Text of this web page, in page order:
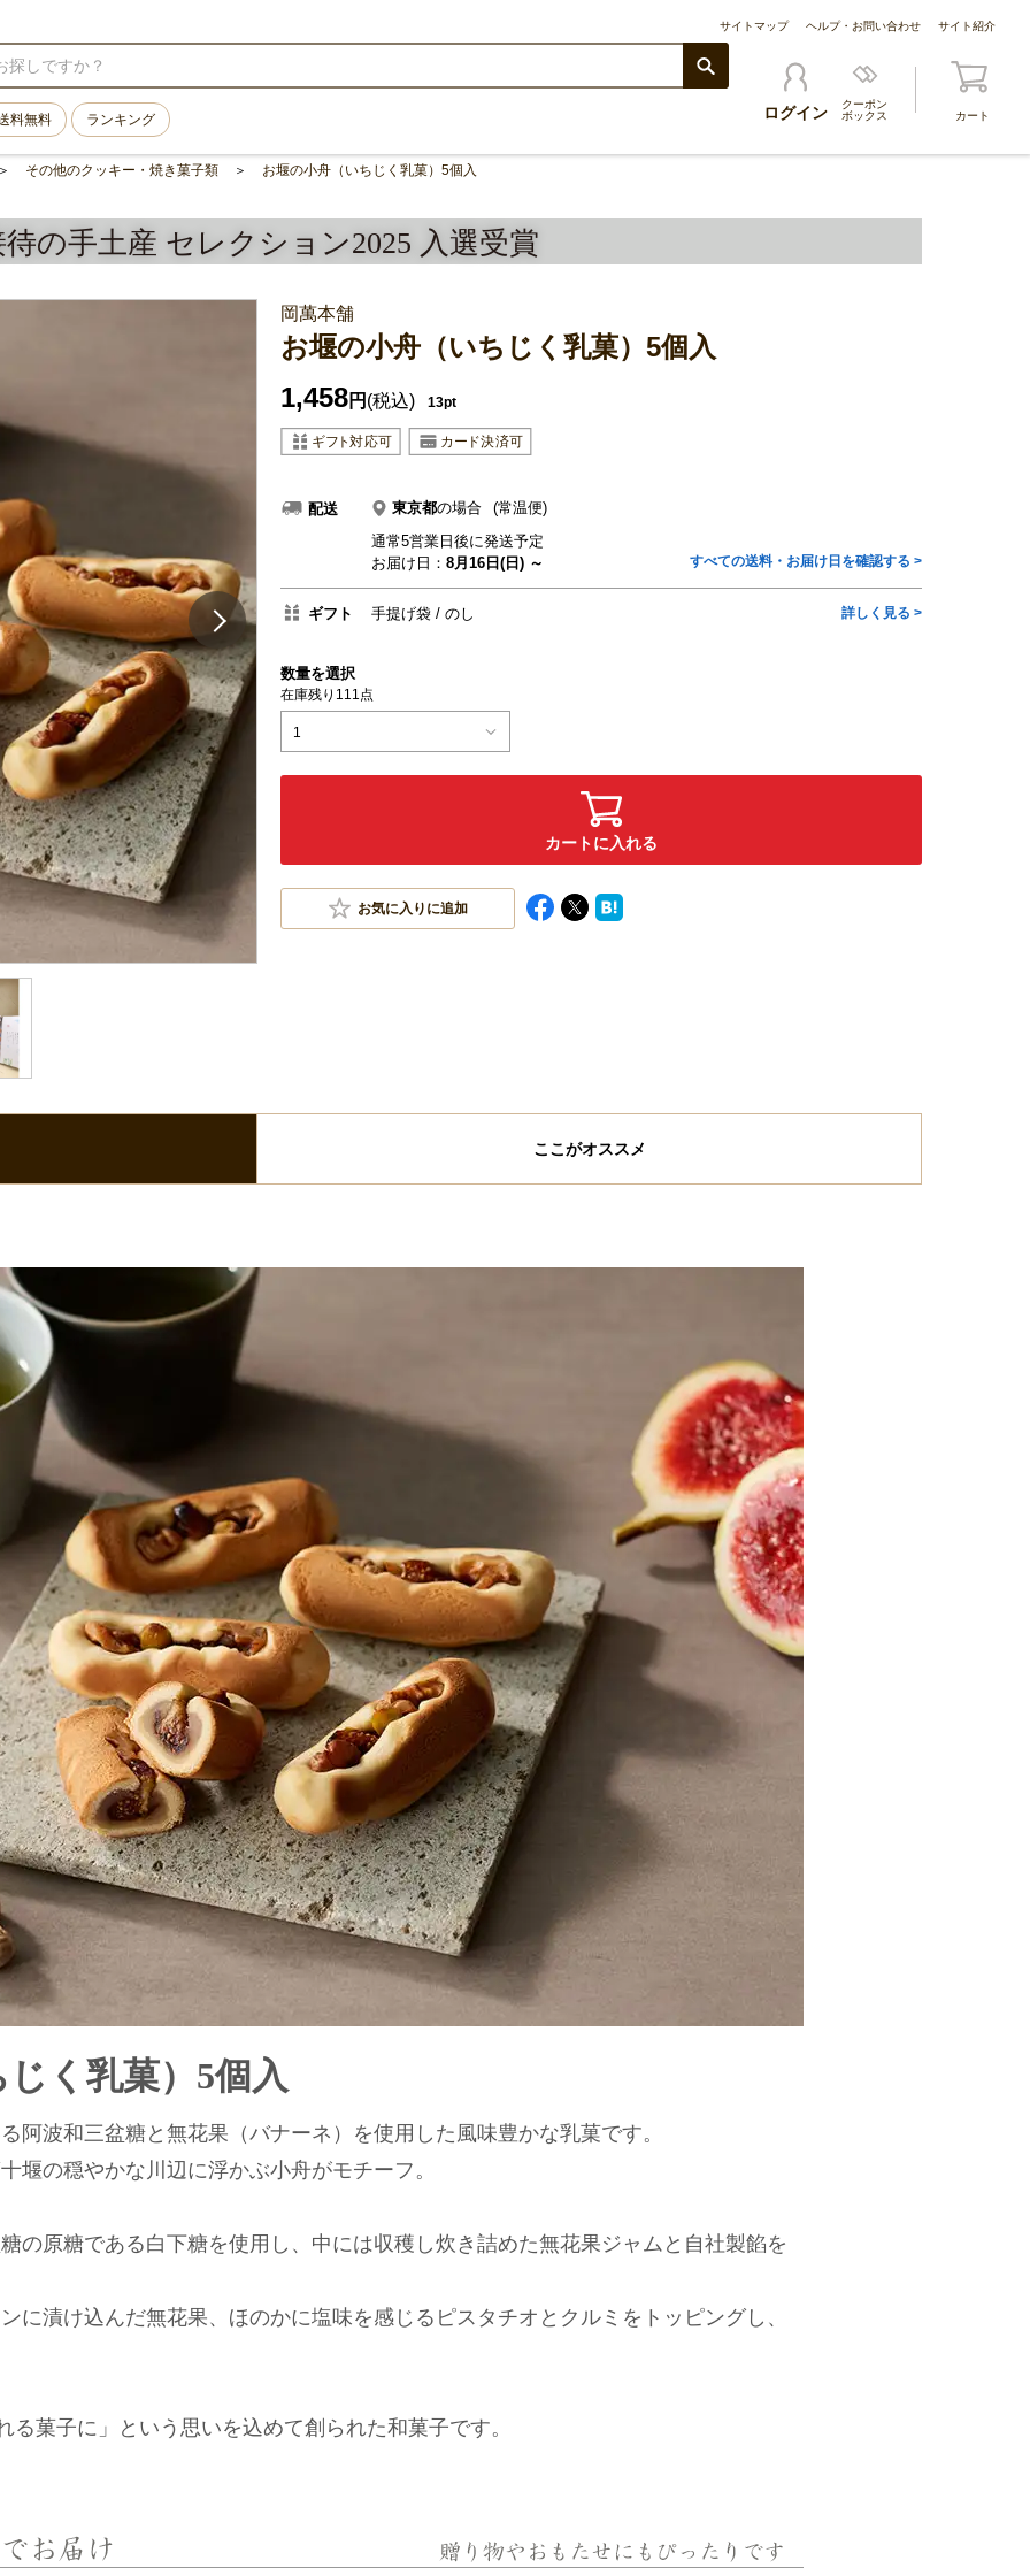
サイトマップ ヘルプ・お問い合わせ サイト紹介
料無料 ランキング ログイン
クーポン
ボックス
カート
その他のクッキー・焼き菓子類 お堰の小舟（いちじく乳菓）5個入
待の手土産 セレクション2025 入選受賞
岡萬本舗
お堰の小舟（いちじく乳菓）5個入
1,458円 (税込) 13pt
配送 東京都の場合
(常温便)
通常5営業日後に発送予定
お届け日： 8月16日(日) ～ すべての送料・お届け日を確認する >
ギフト 手提げ袋 のし 詳しく見る >
数量を選択
在庫残り111点
1
カートに入れる
お気に入りに追加
ここがオススメ
く乳菓）5個入
阿波和三盆糖と無花果（バナーネ）を使用した風味豊かな乳菓です。
堰の穏やかな川辺に浮かぶ小舟がモチーフ。
の原糖である白下糖を使用し、中には収穫し炊き詰めた無花果ジャムと自社製餡を
に漬け込んだ無花果、ほのかに塩味を感じるピスタチオとクルミをトッピングし、
菓子に」という思いを込めて創られた和菓子です。